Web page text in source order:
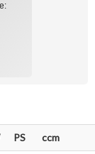
PS ccm